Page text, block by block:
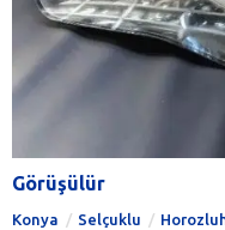
Görüşülür
Konya Selçuklu